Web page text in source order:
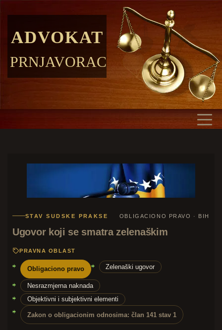
ADVOKAT
PRNJAVORAC
STAV SUDSKE PRAKSE OBLIGACIONO PRAVO · BIH
Ugovor koji se smatra zelenaškim
PRAVNA OBLAST
Obligaciono pravo Zelenaški ugovor
Nesrazmjerna naknada
Objektivni i subjektivni elementi
Zakon o obligacionim odnosima: član 141 stav 1